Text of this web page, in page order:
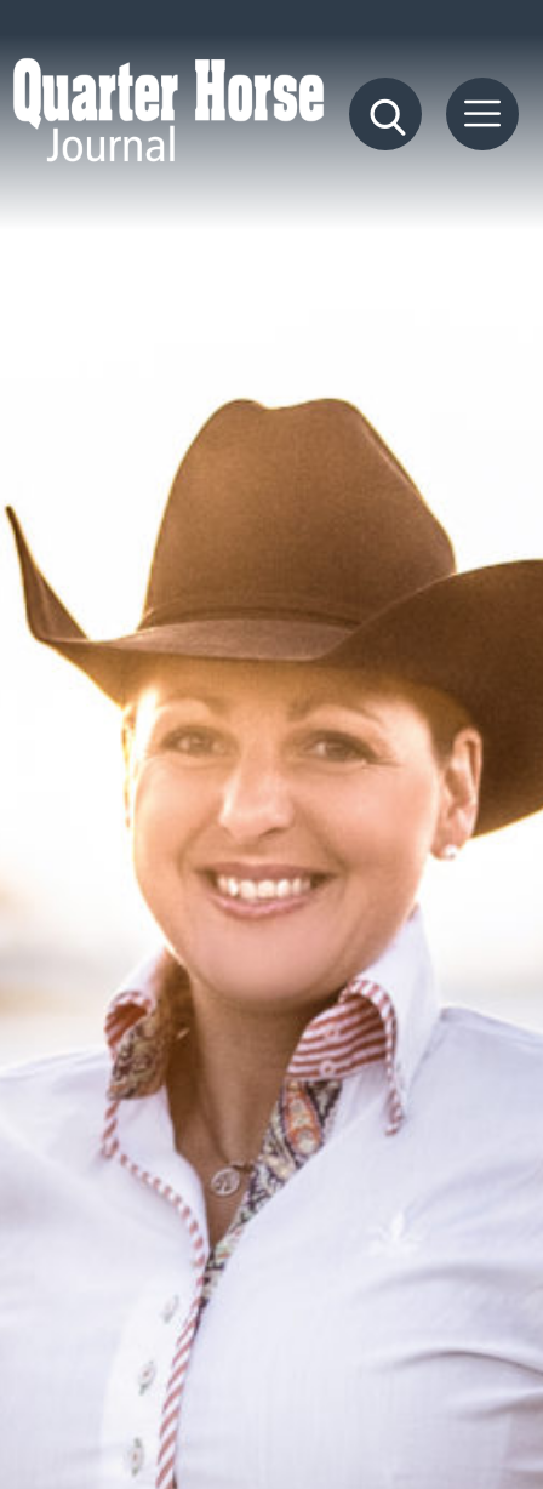
Quarter
Horse